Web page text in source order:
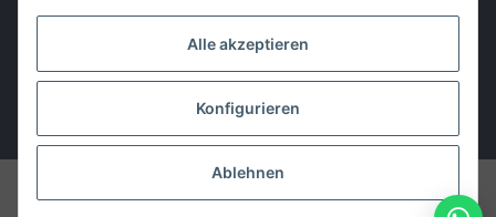
Alle akzeptieren
Konfigurieren
Ablehnen
Vertrag widerrufen
* Alle Preise inkl. gesetzlicher USt., zzgl.Versand
Shop Austria